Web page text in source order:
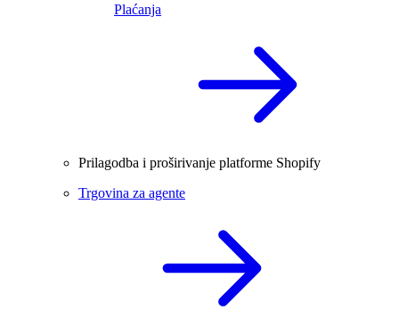
Plaćanja
Prilagodba i proširivanje platforme Shopify
Trgovina za agente